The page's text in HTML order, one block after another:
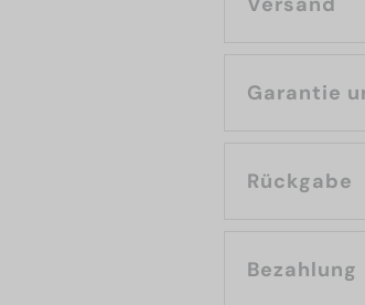
Garantie
Rückgabe
Bezahlung